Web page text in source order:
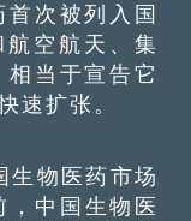
次被列入国
航空航天、集
当于宣告它
速扩张。
物医药市场
中国生物医